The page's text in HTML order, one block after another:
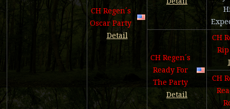
CH Regen´s
Oscar Party
Detail
CH Regen´s
Ready For
The Party
Detail
CH
CH